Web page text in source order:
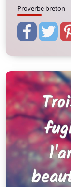
Proverbe breton